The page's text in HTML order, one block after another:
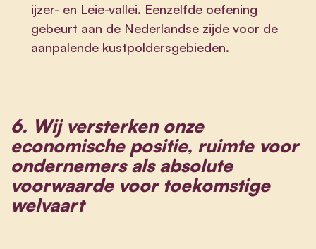
ijzer- en Leie-vallei. Eenzelfde oefening
gebeurt aan de Nederlandse zijde voor de
aanpalende kustpoldersgebieden.
6. Wij versterken onze
economische positie, ruimte voor
ondernemers als absolute
voorwaarde voor toekomstige
welvaart